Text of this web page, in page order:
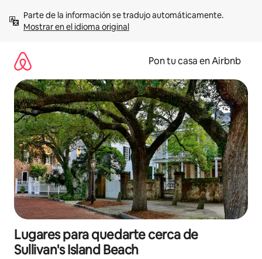
contenidoMostrar en el idioma original
Pon tu casa en Airbnb
Lugares para quedarte cerca de
Sullivan's Island Beach